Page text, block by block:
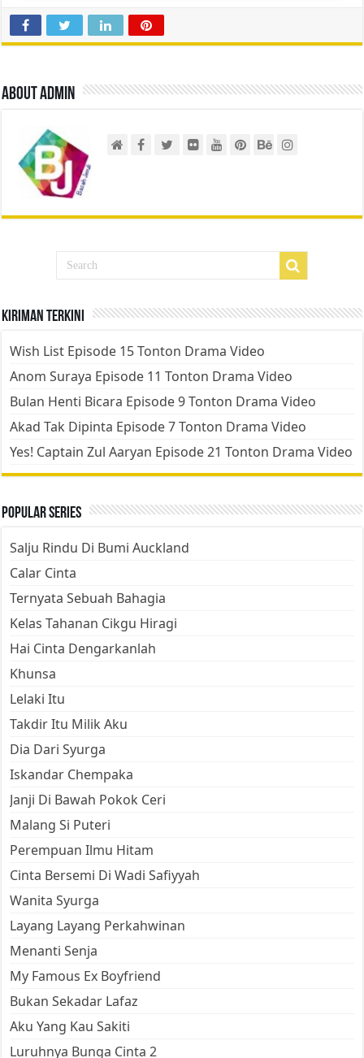
About admin
Kiriman Terkini
Wish List Episode 15 Tonton Drama Video
Anom Suraya Episode 11 Tonton Drama Video
Bulan Henti Bicara Episode 9 Tonton Drama Video
Akad Tak Dipinta Episode 7 Tonton Drama Video
Yes! Captain Zul Aaryan Episode 21 Tonton Drama Video
Popular Series
Salju Rindu Di Bumi Auckland
Calar Cinta
Ternyata Sebuah Bahagia
Kelas Tahanan Cikgu Hiragi
Hai Cinta Dengarkanlah
Khunsa
Lelaki Itu
Takdir Itu Milik Aku
Dia Dari Syurga
Iskandar Chempaka
Janji Di Bawah Pokok Ceri
Malang Si Puteri
Perempuan Ilmu Hitam
Cinta Bersemi Di Wadi Safiyyah
Wanita Syurga
Layang Layang Perkahwinan
Menanti Senja
My Famous Ex Boyfriend
Bukan Sekadar Lafaz
Aku Yang Kau Sakiti
Luruhnya Bunga Cinta 2